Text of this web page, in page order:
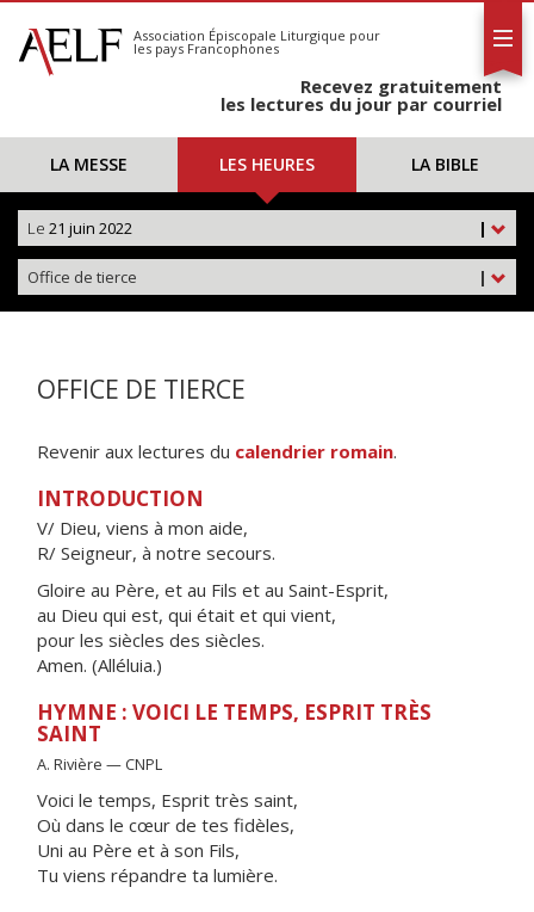
S'abonner
Calendrier
Association Épiscopale Liturgique pour
les pays Francophones
Recevez gratuitement
les lectures du jour par courriel
LA MESSE LES HEURES LA BIBLE
|
Le 21 juin 2022
|
Office de tierce
OFFICE DE TIERCE
Revenir aux lectures du calendrier romain.
INTRODUCTION
V/ Dieu, viens à mon aide,
R/ Seigneur, à notre secours.
Gloire au Père, et au Fils et au Saint-Esprit,
au Dieu qui est, qui était et qui vient,
pour les siècles des siècles.
Amen. (Alléluia.)
HYMNE : VOICI LE TEMPS, ESPRIT TRÈS
SAINT
A. Rivière — CNPL
Voici le temps, Esprit très saint,
Où dans le cœur de tes fidèles,
Uni au Père et à son Fils,
Tu viens répandre ta lumière.